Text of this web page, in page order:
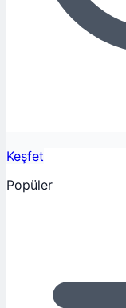
Keşfet
Popüler